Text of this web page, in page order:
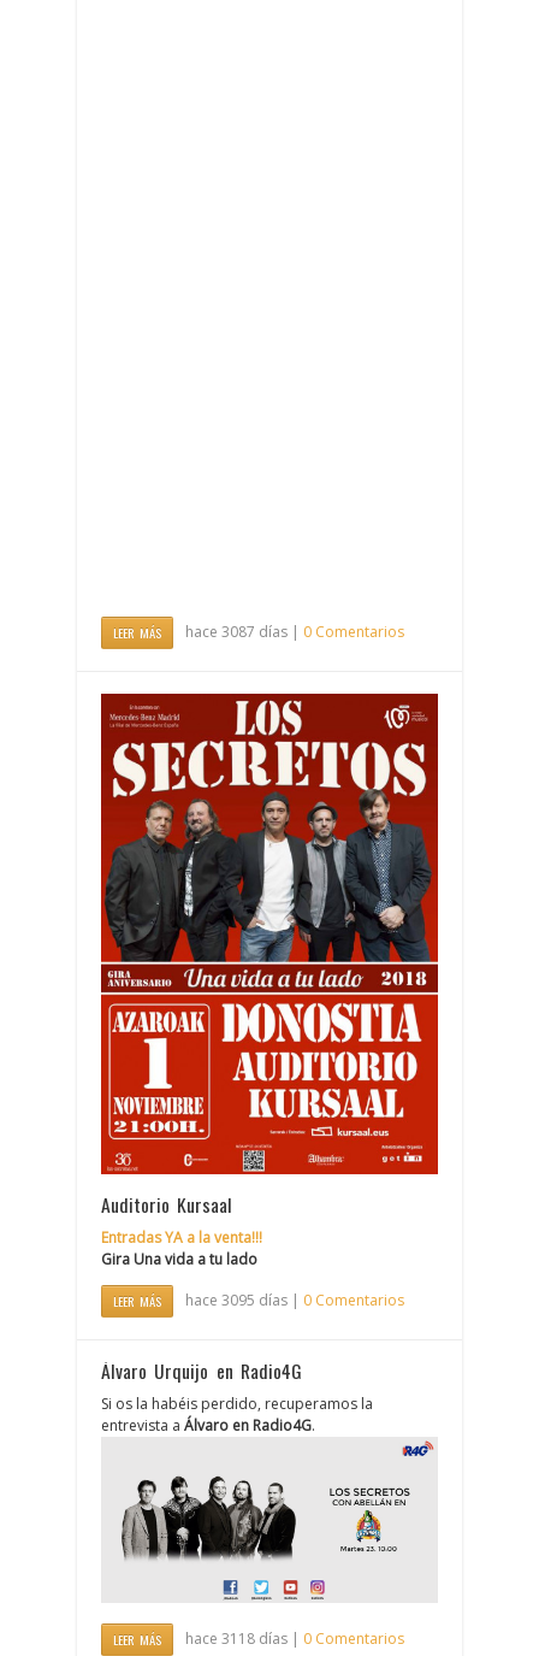
LEER MÁS hace 3087 días | 0 Comentarios
Auditorio Kursaal
Entradas YA a la venta!!!
Gira Una vida a tu lado
LEER MÁS hace 3095 días | 0 Comentarios
Álvaro Urquijo en Radio4G
Si os la habéis perdido, recuperamos la
entrevista a Álvaro en Radio4G.
LEER MÁS hace 3118 días | 0 Comentarios